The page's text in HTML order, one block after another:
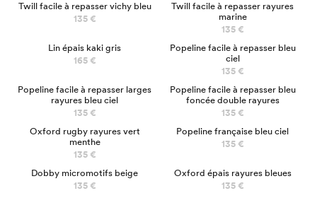
Twill facile à repasser vichy bleu
135 €
Twill facile à repasser rayures
marine
135 €
Lin épais kaki gris
165 €
Popeline facile à repasser bleu
ciel
135 €
Popeline facile à repasser larges
rayures bleu ciel
135 €
Popeline facile à repasser bleu
foncée double rayures
135 €
Oxford rugby rayures vert
menthe
135 €
Popeline française bleu ciel
135 €
Dobby micromotifs beige
135 €
Oxford épais rayures bleues
135 €